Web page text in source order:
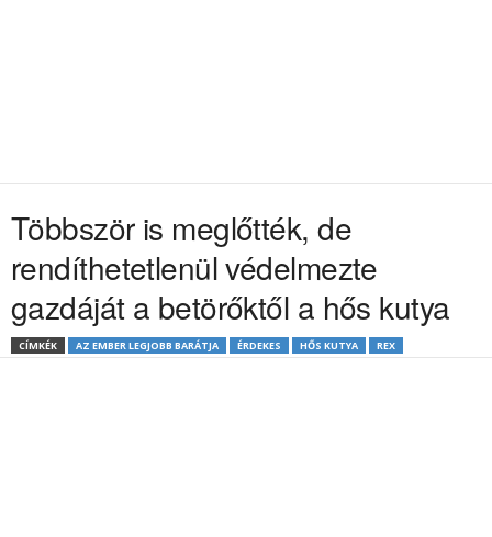
Többször is meglőtték, de
rendíthetetlenül védelmezte
gazdáját a betörőktől a hős kutya
CÍMKÉK AZ EMBER LEGJOBB BARÁTJA ÉRDEKES HŐS KUTYA REX